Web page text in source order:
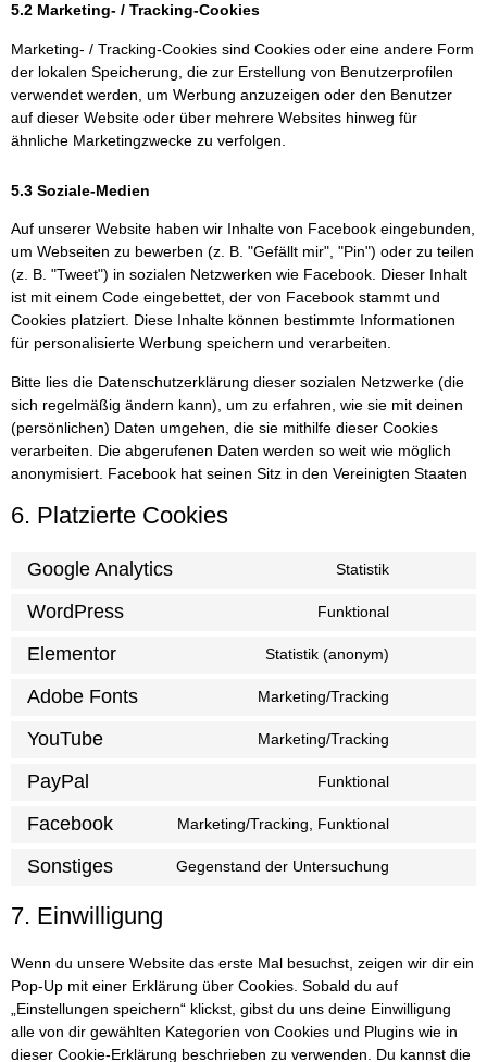
5.2 Marketing- / Tracking-Cookies
Marketing- / Tracking-Cookies sind Cookies oder eine andere Form
der lokalen Speicherung, die zur Erstellung von Benutzerprofilen
verwendet werden, um Werbung anzuzeigen oder den Benutzer
auf dieser Website oder über mehrere Websites hinweg für
ähnliche Marketingzwecke zu verfolgen.
5.3 Soziale-Medien
Auf unserer Website haben wir Inhalte von Facebook eingebunden,
um Webseiten zu bewerben (z. B. "Gefällt mir", "Pin") oder zu teilen
(z. B. "Tweet") in sozialen Netzwerken wie Facebook. Dieser Inhalt
ist mit einem Code eingebettet, der von Facebook stammt und
Cookies platziert. Diese Inhalte können bestimmte Informationen
für personalisierte Werbung speichern und verarbeiten.
Bitte lies die Datenschutzerklärung dieser sozialen Netzwerke (die
sich regelmäßig ändern kann), um zu erfahren, wie sie mit deinen
(persönlichen) Daten umgehen, die sie mithilfe dieser Cookies
verarbeiten. Die abgerufenen Daten werden so weit wie möglich
anonymisiert. Facebook hat seinen Sitz in den Vereinigten Staaten
6. Platzierte Cookies
Google Analytics Statistik
WordPress Funktional
Elementor Statistik (anonym)
Adobe Fonts Marketing/Tracking
YouTube Marketing/Tracking
PayPal Funktional
Facebook Marketing/Tracking, Funktional
Sonstiges Gegenstand der Untersuchung
7. Einwilligung
Wenn du unsere Website das erste Mal besuchst, zeigen wir dir ein
Pop-Up mit einer Erklärung über Cookies. Sobald du auf
„Einstellungen speichern“ klickst, gibst du uns deine Einwilligung
alle von dir gewählten Kategorien von Cookies und Plugins wie in
dieser Cookie-Erklärung beschrieben zu verwenden. Du kannst die